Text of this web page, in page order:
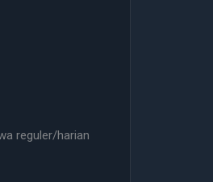
reguler/harian